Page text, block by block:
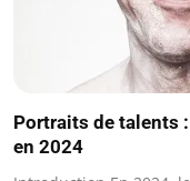
Portraits de talents
en 2024